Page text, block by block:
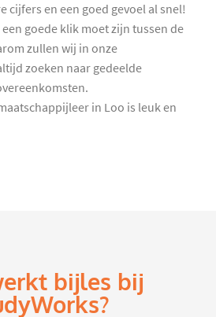
cijfers en een goed gevoel al snel!
goede klik moet zijn tussen de
zullen wij in onze
zoeken naar gedeelde
in Loo is leuk en
bijles bij